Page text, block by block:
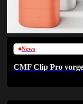
News
CMF Clip Pro